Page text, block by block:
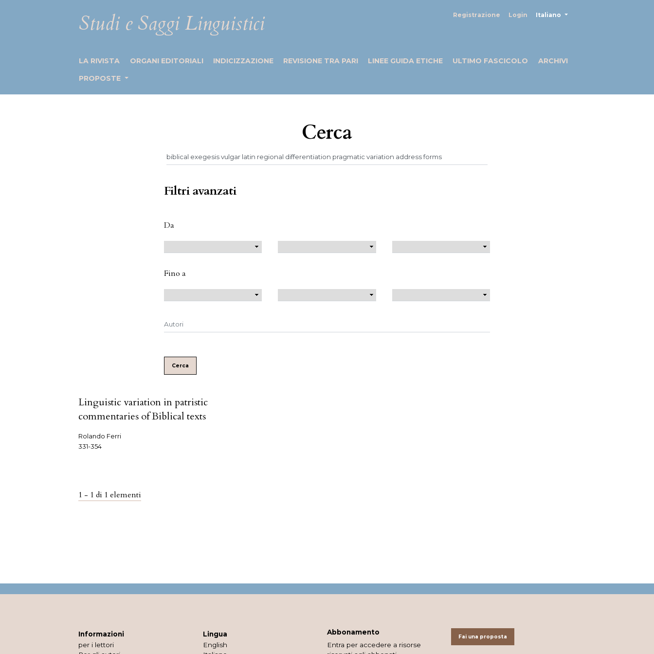
Studi e Saggi Linguistici Registrazione Login Italiano
LA RIVISTA ORGANI EDITORIALI INDICIZZAZIONE REVISIONE TRA PARI LINEE GUIDA ETICHE ULTIMO FASCICOLO
ARCHIVI
PROPOSTE
Cerca
Filtri avanzati
Da
Fino a
Cerca
Linguistic variation in patristic
commentaries of Biblical texts
Rolando Ferri
331-354
1 - 1 di 1 elementi
Informazioni
per i lettori
Lingua
English
Abbonamento
Entra per accedere a risorse
Fai una proposta